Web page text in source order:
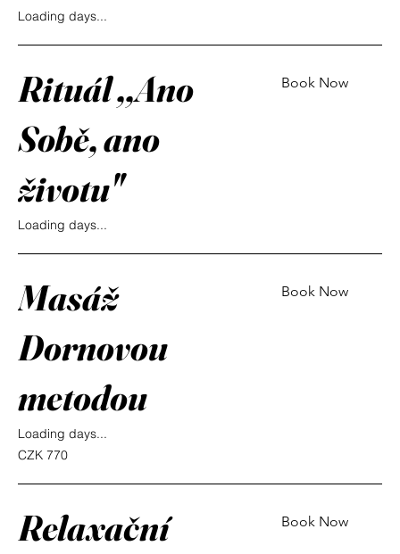
Loading days...
Rituál ,,Ano
Sobě, ano
životu"
Loading days...
Book Now
Masáž
Dornovou
metodou
Loading days...
770
Czech
CZK 770
Book Now
Relaxační
Book Now